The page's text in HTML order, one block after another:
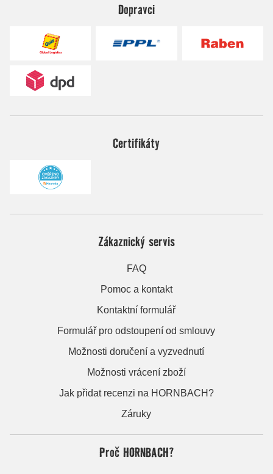
Dopravci
Certifikáty
Zákaznický servis
FAQ
Pomoc a kontakt
Kontaktní formulář
Formulář pro odstoupení od smlouvy
Možnosti doručení a vyzvednutí
Možnosti vrácení zboží
Jak přidat recenzi na HORNBACH?
Záruky
Proč HORNBACH?